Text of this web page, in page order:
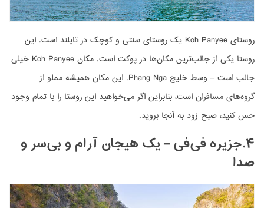
روستای Koh Panyee یک روستای سنتی و کوچک در تایلند است. این
روستا یکی از جالب‌ترین مکان‌ها در پوکت است. مکان Koh Panyee خیلی
جالب است – وسط خلیج Phang Nga. این مکان همیشه مملو از
گروه‌های مسافران است، بنابراین اگر می‌خواهید این روستا را با تمام وجود
حس کنید، صبح زود به آنجا بروید.
۴.جزیره فی‌فی – یک هیجان آرام و بی‌سر و
صدا